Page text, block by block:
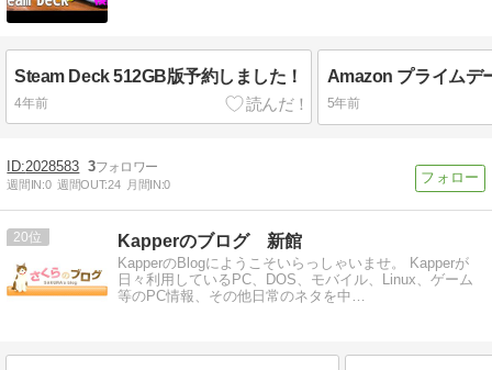
Steam Deck 512GB版予約しました！
4年前 5年前
2028583 3
週間IN:0 週間OUT:24 月間IN:0
20 Kapperのブログ 新館
KapperのBlogにようこそいらっしゃいませ。 Kapperが
日々利用しているPC、DOS、モバイル、Linux、ゲーム
等のPC情報、その他日常のネタを中…